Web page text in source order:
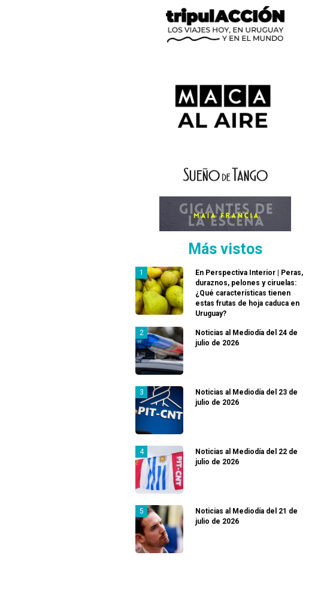
Más vistos
En Perspectiva Interior | Peras,
duraznos, pelones y ciruelas:
¿Qué características tienen
estas frutas de hoja caduca en
Uruguay?
Noticias al Mediodía del 24 de
julio de 2026
Noticias al Mediodía del 23 de
julio de 2026
Noticias al Mediodía del 22 de
julio de 2026
Noticias al Mediodía del 21 de
julio de 2026